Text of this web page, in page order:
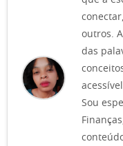
outros.
das
Sou